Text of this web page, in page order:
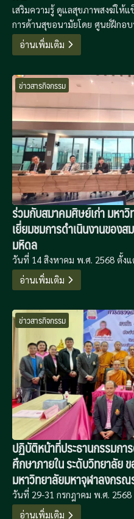
เสริมความรู้ ดูแลสุขภาพสงฆ์ให้
การด้านสุขอนามัยโดย ศูนย์ฝึกอ
เรียนรู้วิธีดูแลตนเองและเพื่อนสห
ณ ห้องประชุมโรงเรียนพระปริยัติ
อ่านเพิ่มเติม
ข่าวสารกิจกรรม
ร่วมกับสมาคมศิษย์เก่า มหา
เยี่ยมชมการดำเนินงานของ
มหิดล
วันที่ 14 สิงหาคม พ.ศ. 2568 ตั้ง
อ่านเพิ่มเติม
ข่าวสารกิจกรรม
ปฏิบัติหน้าที่ประธานกรรมก
ศึกษาภายใน ระดับวิทยาลัย
มหาวิทยาลัยมหาจุฬาลงกรณ
วันที่ 29-31 กรกฎาคม พ.ศ.
อ่านเพิ่มเติม